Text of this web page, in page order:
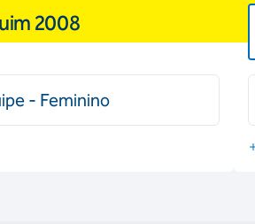
2008
- Feminino